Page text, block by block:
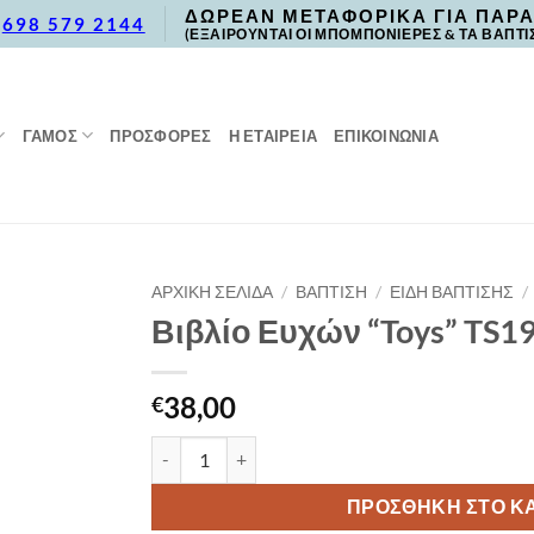
698 579 2144 ΔΩΡΕΑΝ ΜΕΤΑΦΟΡΙΚΑ ΓΙΑ
(ΕΞΑΙΡΟΥΝΤΑΙ ΟΙ ΜΠΟΜΠΟΝΙΕΡΕΣ & ΤΑ
ΓΑΜΟΣ ΠΡΟΣΦΟΡΈΣ Η ΕΤΑΙΡΕΙΑ ΕΠΙΚΟΙΝΩΝΙΑ
ΑΡΧΙΚΉ ΣΕΛΊΔΑ / ΒΑΠΤΙΣΗ / ΕΙΔΗ ΒΑΠΤΙΣΗΣ /
Βιβλίο Ευχών “Toys”
€38,00
ΠΡΟΣΘΉΚΗ ΣΤΟ